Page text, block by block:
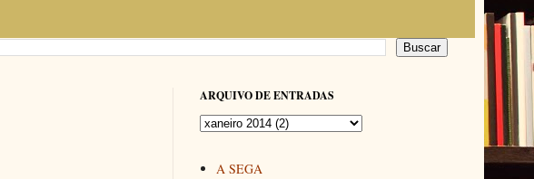
ARQUIVO DE ENTRADAS
A SEGA